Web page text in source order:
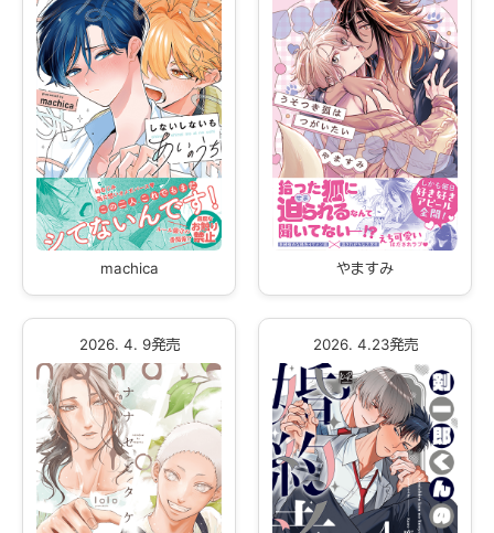
machica やますみ
2026. 4. 9発売 2026. 4.23発売